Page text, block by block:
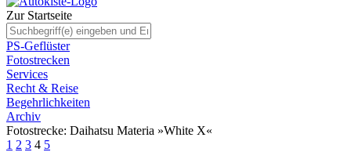
Zur Startseite
PS-Geflüster
Fotostrecken
Services
Recht & Reise
Begehrlichkeiten
Archiv
Fotostrecke: Daihatsu Materia »White X«
1 2 3 4 5